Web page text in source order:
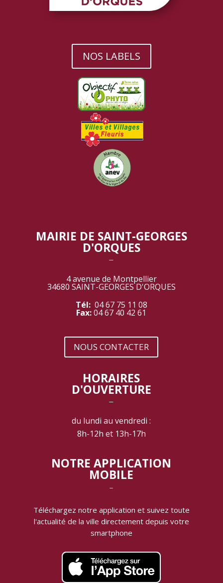
NOS LABELS
MAIRIE DE SAINT-GEORGES
D'ORQUES
‾
4 avenue de Montpellier
34680 SAINT-GEORGES D'ORQUES
Tél: 04 67 75 11 08
Fax:04 67 40 42 61
NOUS CONTACTER
HORAIRES
D'OUVERTURE
‾
du lundi au vendredi :
8h-12h et 13h-17h
NOTRE APPLICATION
MOBILE
‾
Téléchargez notre application et suivez toute
l'actualité de la ville directement depuis votre
smartphone